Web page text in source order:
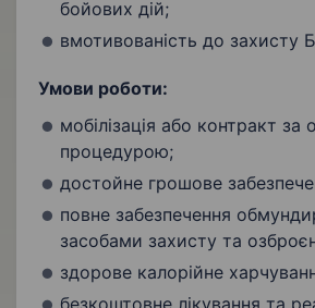
бойових дій;
вмотивованість до захисту
Умови роботи:
мобілізація або контракт за
процедурою;
достойне грошове
повне забезпечення
засобами захисту та
здорове калорійне
безкоштовне лікування та